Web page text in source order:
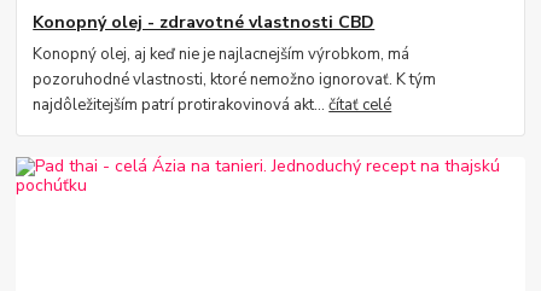
Konopný olej - zdravotné vlastnosti CBD
Konopný olej, aj keď nie je najlacnejším výrobkom, má
pozoruhodné vlastnosti, ktoré nemožno ignorovať. K tým
najdôležitejším patrí protirakovinová akt...čítať celé